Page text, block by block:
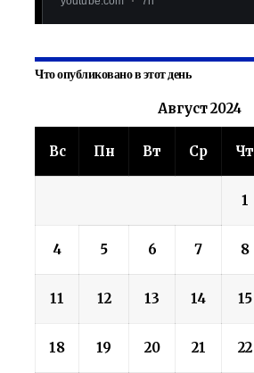
Что опубликовано в этот день
Август 2024
Вс Пн Вт Ср Чт
1
4 5 6 7 8
11 12 13 14 15
18 19 20 21 22